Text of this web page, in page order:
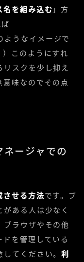
名を組み込む 」方
うなイメージで
このようにすれ
スクを少し抑え
味なのでその点
ージャでの
させる方法です。ブ
ある人は少なく
ラウザやその他
を管理している
してください。利